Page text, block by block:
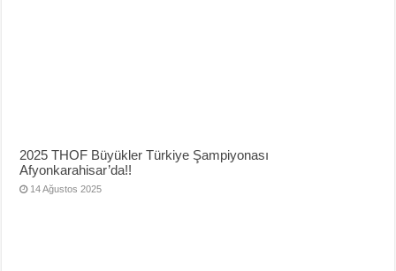
2025 THOF Büyükler Türkiye Şampiyonası
Afyonkarahisar’da!!
14 Ağustos 2025